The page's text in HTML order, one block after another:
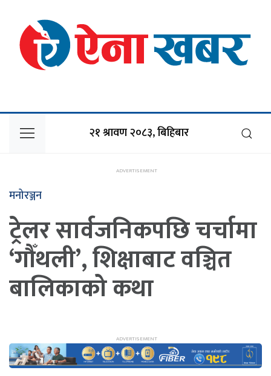
२१ श्रावण २०८३, बिहिबार
मनोरञ्जन
ट्रेलर सार्वजनिकपछि चर्चामा
‘गौँथली’, शिक्षाबाट वञ्चित
बालिकाको कथा